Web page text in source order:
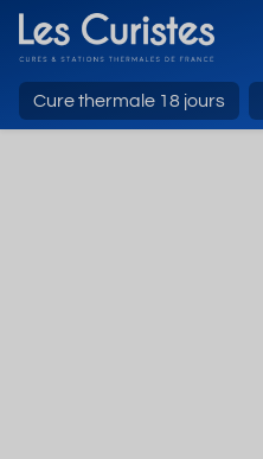
Cure thermale 18 jours